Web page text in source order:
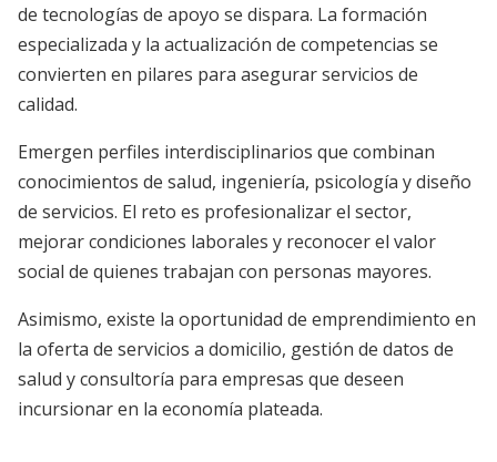
de tecnologías de apoyo se dispara. La formación
especializada y la actualización de competencias se
convierten en pilares para asegurar servicios de
calidad.
Emergen perfiles interdisciplinarios que combinan
conocimientos de salud, ingeniería, psicología y diseño
de servicios. El reto es profesionalizar el sector,
mejorar condiciones laborales y reconocer el valor
social de quienes trabajan con personas mayores.
Asimismo, existe la oportunidad de emprendimiento en
la oferta de servicios a domicilio, gestión de datos de
salud y consultoría para empresas que deseen
incursionar en la economía plateada.